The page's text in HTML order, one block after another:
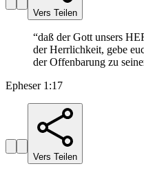
Vers Teilen
“daß der Gott unsers
der Herrlichkeit, gebe
der Offenbarung zu
Epheser 1:17
Vers Teilen